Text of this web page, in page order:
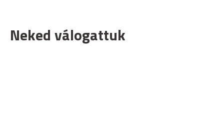
Neked válogattuk